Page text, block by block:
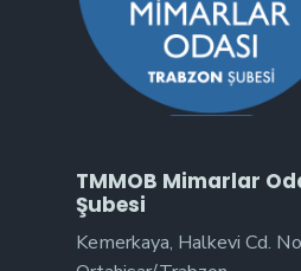
TMMOB Mimarlar
Şubesi
Kemerkaya, Halkevi Cd.